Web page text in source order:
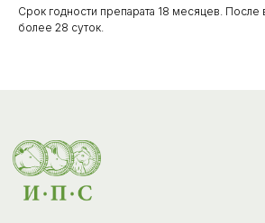
Срок годности препарата 18 месяцев. После
более 28 суток.
Корма, кормовые добавки
Изделия ветеринарного назначения
Сопутствующие товары